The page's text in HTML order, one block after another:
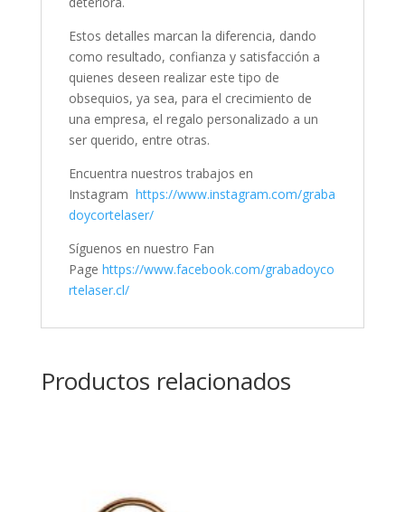
Estos detalles marcan la diferencia, dando
como resultado, confianza y satisfacción a
quienes deseen realizar este tipo de
obsequios, ya sea, para el crecimiento de
una empresa, el regalo personalizado a un
ser querido, entre otras.
Encuentra nuestros trabajos en
Instagram https://www.instagram.com/graba
doycortelaser/
Síguenos en nuestro Fan
Page https://www.facebook.com/grabadoyco
rtelaser.cl/
Productos relacionados